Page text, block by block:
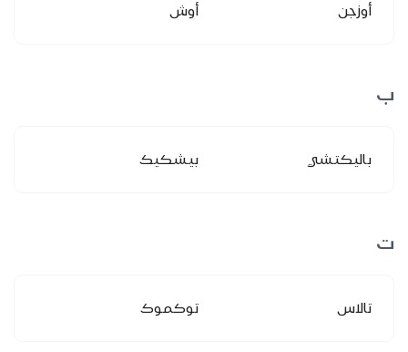
أوزجن أوش
ب
باليكتشي بيشكيك
ت
تالاس توكموك